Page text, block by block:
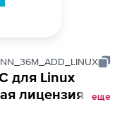
для Linux
лицензия
еще